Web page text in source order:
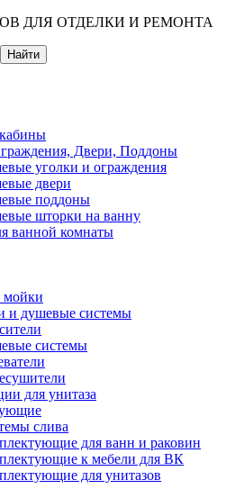
ДЛЯ ОТДЕЛКИ И РЕМОНТА
Двери, Поддоны
уголки и ограждения
двери
поддоны
шторки на ванну
ванной комнаты
мойки
и душевые системы
системы
для унитаза
слива
для ванн и раковин
к мебели для ВК
для унитазов